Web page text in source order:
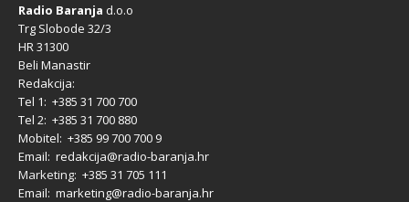
Radio Baranja d.o.o
Trg Slobode 32/3
HR 31300
Beli Manastir
Redakcija:
Tel 1: +385 31 700 700
Tel 2: +385 31 700 880
Mobitel: +385 99 700 700 9
Email: redakcija@radio-baranja.hr
Marketing: +385 31 705 111
Email: marketing@radio-baranja.hr